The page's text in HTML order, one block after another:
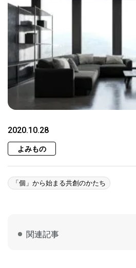
2020.10.28
よみもの
「個」から始まる共創のかたち
関連記事